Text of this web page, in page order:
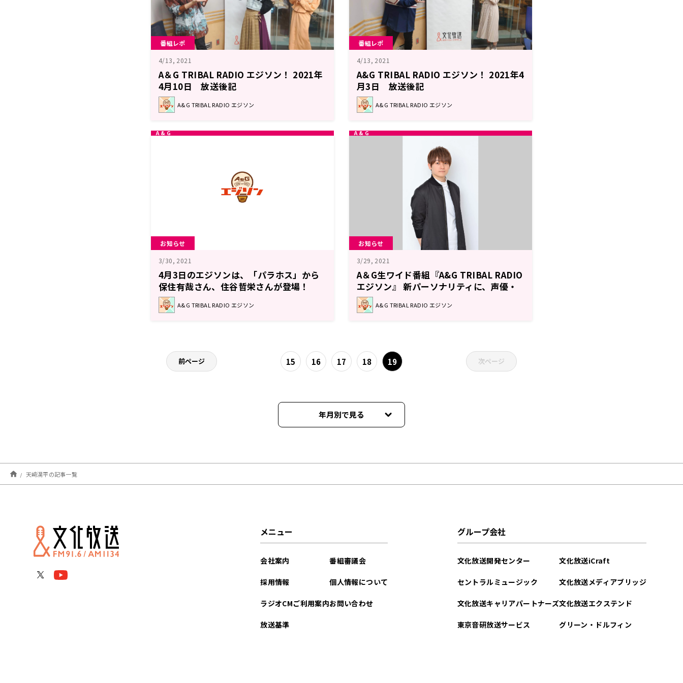
番組レポ
4/13, 2021
A＆G TRIBAL RADIO エジソン！ 2021年
4月10日 放送後記
A&G TRIBAL RADIO エジソン
番組レポ
4/13, 2021
A&G TRIBAL RADIO エジソン！ 2021年4
月3日 放送後記
A&G TRIBAL RADIO エジソン
お知らせ
3/30, 2021
4月3日のエジソンは、「パラホス」から
保住有哉さん、住谷哲栄さんが登場！
A&G TRIBAL RADIO エジソン
お知らせ
3/29, 2021
A＆G生ワイド番組『A&G TRIBAL RADIO
エジソン』 新パーソナリティに、声優・
天﨑滉平
A&G TRIBAL RADIO エジソン
前ページ 15 16 17 18 19 次ページ
年月別で見る
2025年03月
2025年02月
天﨑滉平の記事一覧
メニュー
会社案内
採用情報
ラジオCMご利用案内
放送基準
番組審議会
個人情報について
お問い合わせ
グループ会社
文化放送開発センター
セントラルミュージック
文化放送キャリアパートナーズ
東京音研放送サービス
文化放送iCraft
文化放送メディアブリッジ
文化放送エクステンド
グリーン・ドルフィン